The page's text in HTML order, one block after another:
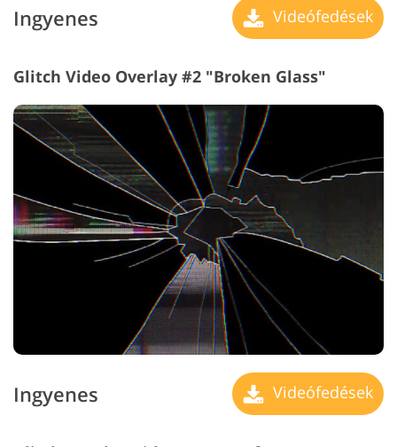
Ingyenes Videófedések
Glitch Video Overlay #2 "Broken Glass"
Ingyenes Videófedések